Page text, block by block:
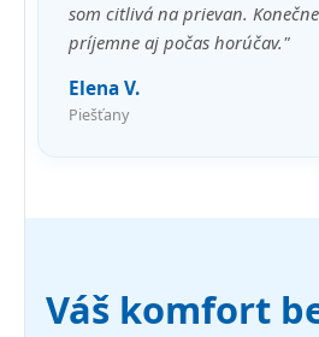
som citlivá na prievan.
príjemne aj počas horúčav."
Elena V.
Piešťany
Váš komfort